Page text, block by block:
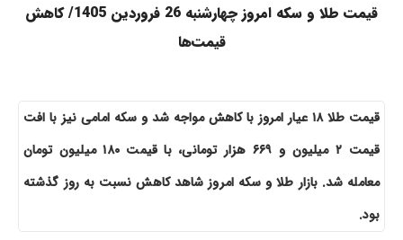
قیمت طلا و سکه امروز چهارشنبه 26 فروردین 1405/ کاهش
قیمت‌ها
قیمت طلا ۱۸ عیار امروز با کاهش مواجه شد و سکه امامی نیز با افت
قیمت ۲ میلیون و ۶۶۹ هزار تومانی، با قیمت ۱۸۰ میلیون تومان
معامله شد. بازار طلا و سکه امروز شاهد کاهش نسبت به روز گذشته
بود.